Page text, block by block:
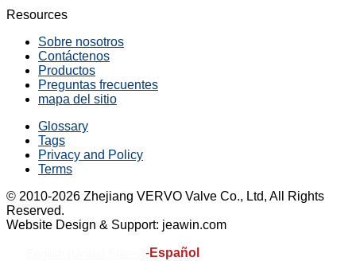
Resources
Sobre nosotros
Contáctenos
Productos
Preguntas frecuentes
mapa del sitio
Glossary
Tags
Privacy and Policy
Terms
© 2010-2026 Zhejiang VERVO Valve Co., Ltd, All Rights
Reserved.
Website Design & Support: jeawin.com
-Español